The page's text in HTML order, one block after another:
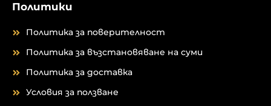
Политики
Политика за поверителност
Политика за възстановяване на суми
Политика за доставка
Условия за ползване